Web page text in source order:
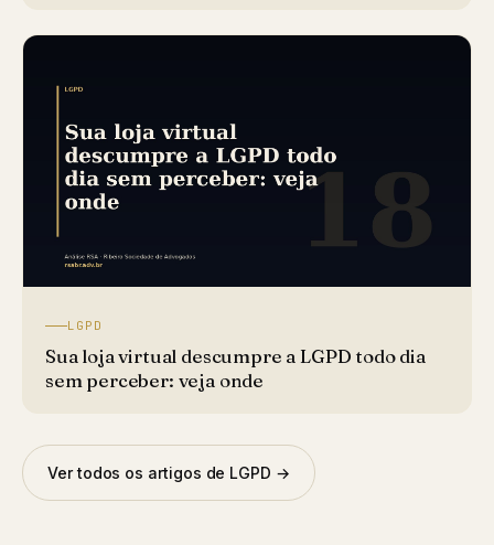
LGPD
Sua loja virtual descumpre a LGPD todo dia
sem perceber: veja onde
Ver todos os artigos de LGPD →